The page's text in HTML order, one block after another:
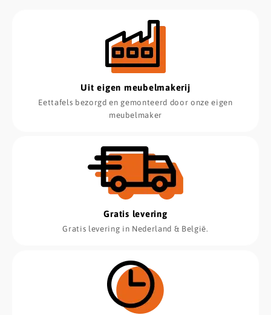
Uit eigen meubelmakerij
Eettafels bezorgd en gemonteerd door onze eigen
meubelmaker
Gratis levering
Gratis levering in Nederland & België.